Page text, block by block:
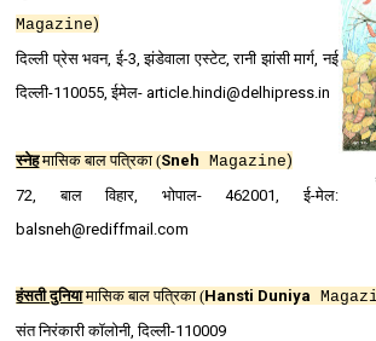
Magazine)
दिल्‍ली प्रेस भवन, ई-3, झंडेवाला एस्‍टेट, रानी झांसी मार्ग, नई
दिल्‍ली-110055, ईमेल- article.hindi@delhipress.in
स्‍नेहमासिक बाल पत्रिका(Sneh Magazine)
72, बाल विहार, भोपाल- 462001, ई-मेल:
balsneh@rediffmail.com
हंसती दुनियामासिक बाल पत्रिका(Hansti Duniya
संत निरंकारी कॉलोनी, दिल्‍ली-110009